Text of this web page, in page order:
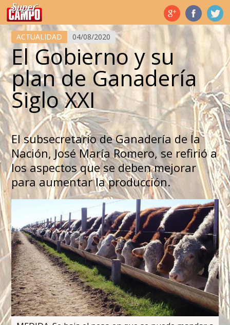
Temas de hoy
ACTUALIDAD 04/08/2020
El Gobierno y su
plan de Ganadería
Siglo XXI
El subsecretario de Ganadería de la
Nación, José María Romero, se refirió a
los aspectos que se deben mejorar
para aumentar la producción.